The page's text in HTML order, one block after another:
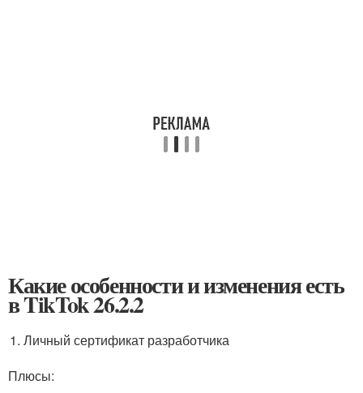
Какие особенности и изменения есть
в TikTok 26.2.2
Личный сертификат разработчика
Плюсы: